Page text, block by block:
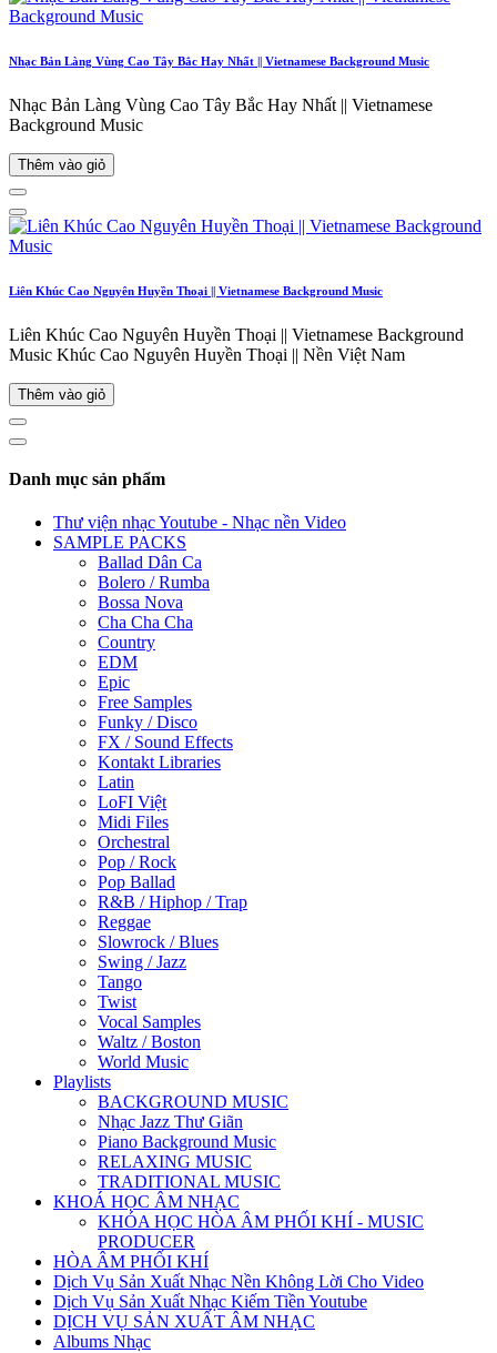
Nhạc Bản Làng Vùng Cao Tây Bắc Hay Nhất || Vietnamese Background Music
Nhạc Bản Làng Vùng Cao Tây Bắc Hay Nhất || Vietnamese
Background Music
Thêm vào giỏ
Liên Khúc Cao Nguyên Huyền Thoại || Vietnamese Background Music
Liên Khúc Cao Nguyên Huyền Thoại || Vietnamese Background
Music Khúc Cao Nguyên Huyền Thoại || Nền Việt Nam
Thêm vào giỏ
Danh mục sản phẩm
Thư viện nhạc Youtube - Nhạc nền Video
SAMPLE PACKS
Ballad Dân Ca
Bolero / Rumba
Bossa Nova
Cha Cha Cha
Country
EDM
Epic
Free Samples
Funky / Disco
FX / Sound Effects
Kontakt Libraries
Latin
LoFI Việt
Midi Files
Orchestral
Pop / Rock
Pop Ballad
R&B / Hiphop / Trap
Reggae
Slowrock / Blues
Swing / Jazz
Tango
Twist
Vocal Samples
Waltz / Boston
World Music
Playlists
BACKGROUND MUSIC
Nhạc Jazz Thư Giãn
Piano Background Music
RELAXING MUSIC
TRADITIONAL MUSIC
KHOÁ HỌC ÂM NHẠC
KHÓA HỌC HÒA ÂM PHỐI KHÍ - MUSIC
PRODUCER
HÒA ÂM PHỐI KHÍ
Dịch Vụ Sản Xuất Nhạc Nền Không Lời Cho Video
Dịch Vụ Sản Xuất Nhạc Kiếm Tiền Youtube
DỊCH VỤ SẢN XUẤT ÂM NHẠC
Albums Nhạc